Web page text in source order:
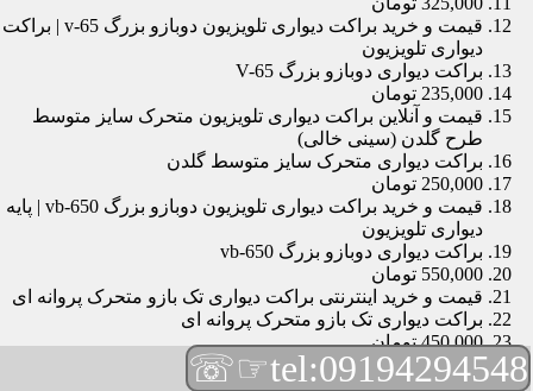
قیمت و خرید براکت دیواری تلویزیون دوبازو بزرگ v-65 | براکت
دیواری تلویزیون
براکت دیواری دوبازو بزرگ V-65
235,000 تومان
قیمت و آنلاین براکت دیواری تلویزیون متحرک سایز متوسط
طرح گلدن (سینی خالی)
براکت دیواری متحرک سایز متوسط گلدن
250,000 تومان
قیمت و خرید براکت دیواری تلویزیون دوبازو بزرگ vb-650 | پایه
دیواری تلویزیون
براکت دیواری دوبازو بزرگ vb-650
550,000 تومان
قیمت و خرید اینترنتی براکت دیواری تک بازو متحرک پروانه ای
براکت دیواری تک بازو متحرک پروانه ای
450,000 تومان
قیمت و براکت دیواری تلویزیون مچی | براکت دیواری تلویزیون
tel:09194294548
☞☏